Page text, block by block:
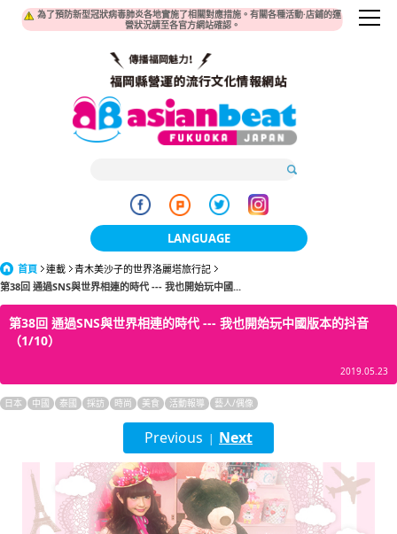
為了預防新型冠狀病毒肺炎各地實施了相關對應措施。有關各種活動·店鋪的運
營狀況請至各官方網站確認。
LANGUAGE
日本語
한국어
English
ภาษาไทย
tiéng Viêt
Bahasa Indonesia
首頁 連載
青木美沙子的世界洛麗塔旅行記
第38回 通過SNS與世界相連的時代 --- 我也開始玩中國...
第38回 通過SNS與世界相連的時代 --- 我也開始玩中國版本的抖音
（1/10）
2019.05.23
日本 中國 泰國 採訪 時尚 美食 活動報導 藝人/偶像
Previous | Next